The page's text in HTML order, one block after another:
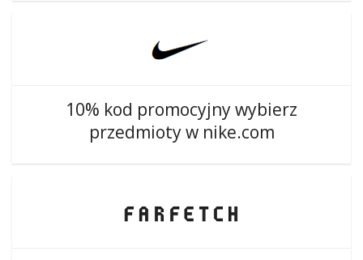
10% kod promocyjny wybierz
przedmioty w nike.com